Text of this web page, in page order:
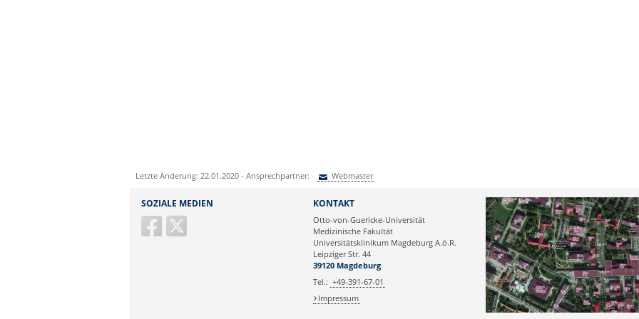
Letzte Änderung: 22.01.2020 - Ansprechpartner: Webmaster
Ihre E-Mailadresse:
SOZIALE MEDIEN KONTAKT
Otto-von-Guericke-Universität
Medizinische Fakultät
Universitätsklinikum Magdeburg A.ö.R.
Leipziger Str. 44
39120 Magdeburg
Tel.: +49-391-67-01
Impressum